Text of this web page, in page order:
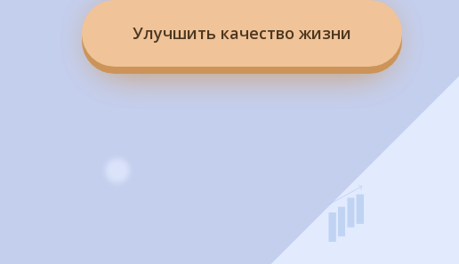
Улучшить качество жизни